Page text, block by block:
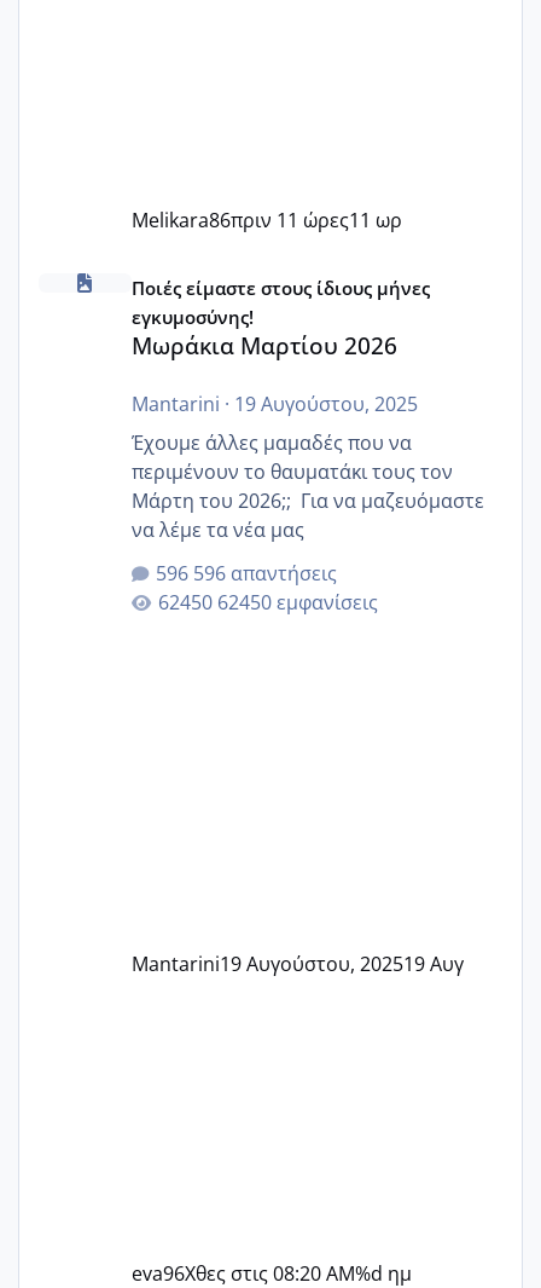
Melikara86πριν 11 ώρες11 ωρ
Μωράκια Μαρτίου 2026
Ποιές είμαστε στους ίδιους μήνες
εγκυμοσύνης!
Μωράκια Μαρτίου 2026
Mantarini · 19 Αυγούστου, 2025
Έχουμε άλλες μαμαδές που να
περιμένουν το θαυματάκι τους τον
Μάρτη του 2026;; Για να μαζευόμαστε
να λέμε τα νέα μας
596 απαντήσεις
62450 εμφανίσεις
Mantarini19 Αυγούστου, 202519 Αυγ
eva96Χθες στις 08:20 AM%d ημ